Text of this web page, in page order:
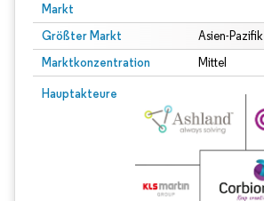
Markt
Größter Markt Asien-Pazifik
Marktkonzentration Mittel
Hauptakteure